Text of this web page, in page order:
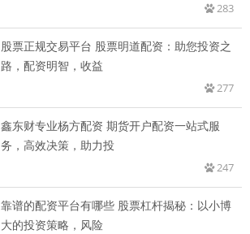
283
股票正规交易平台 股票明道配资：助您投资之
路，配资明智，收益
277
鑫东财专业杨方配资 期货开户配资一站式服
务，高效决策，助力投
247
靠谱的配资平台有哪些 股票杠杆揭秘：以小博
大的投资策略，风险